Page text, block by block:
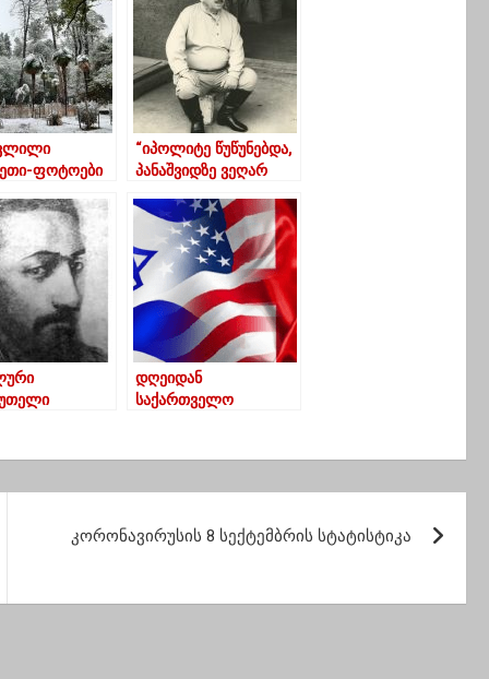
ფოტოები
“იპოლიტე წუწუნებდა,
პანაშვიდზე ვეღარ
დამინახავენ,
ჭირისუფალიც კი
სიცილით იგუდებაო”
დღეიდან
საქართველო
ვეღარ გაემგზავრება
კორონავირუსის 8 სექტემბრის სტატისტიკა